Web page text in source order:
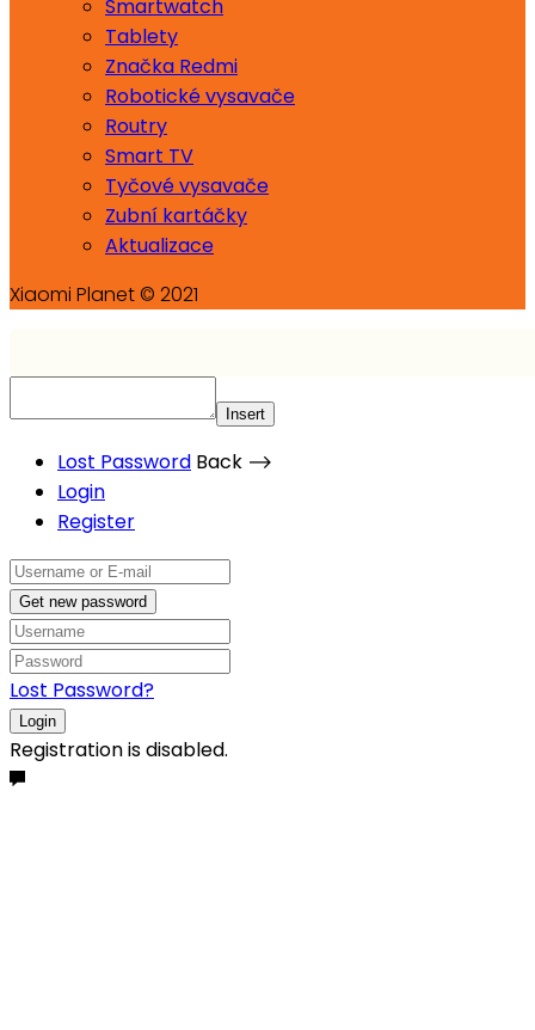
Smartwatch
Tablety
Značka Redmi
Robotické vysavače
Routry
Smart TV
Tyčové vysavače
Zubní kartáčky
Aktualizace
Xiaomi Planet © 2021
Insert
Lost Password Back ⟶
Login
Register
Get new password
Lost Password?
Login
Registration is disabled.